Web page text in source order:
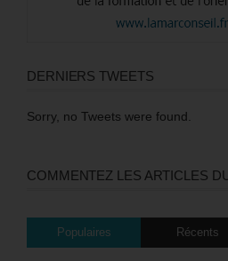
DERNIERS TWEETS
Sorry, no Tweets were found.
COMMENTEZ LES ARTICLES
Populaires Récents